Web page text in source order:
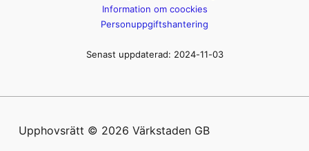
Information om coockies
Personuppgiftshantering
Senast uppdaterad: 2024-11-03
Upphovsrätt © 2026 Värkstaden GB